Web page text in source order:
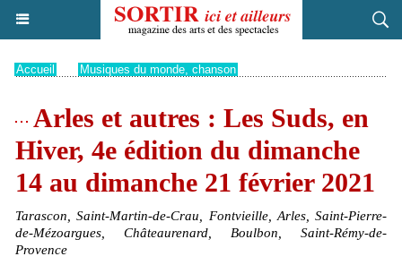
Accueil Musiques du monde, chanson
Arles et autres : Les Suds, en
Hiver, 4e édition du dimanche
14 au dimanche 21 février 2021
Tarascon, Saint-Martin-de-Crau, Fontvieille, Arles, Saint-Pierre-
de-Mézoargues, Châteaurenard, Boulbon, Saint-Rémy-de-
Provence